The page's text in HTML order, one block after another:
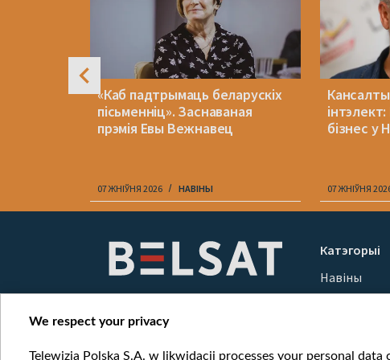
«Каб падтрымаць беларускіх
пісьменніц». Заснаваная
прэмія Евы Вежнавец
07 ЖНІЎНЯ 2026 НАВІНЫ
бізнес у
07 ЖНІЎНЯ
Катэгорыі
Навіны
Вайна
We respect your privacy
Telewizja Polska S.A. w likwidacji processes your personal